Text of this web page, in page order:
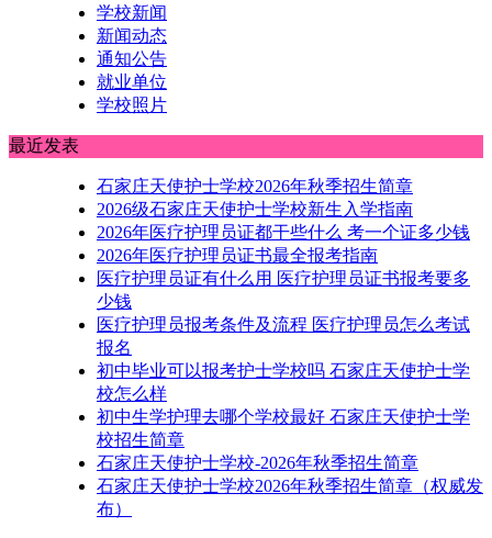
学校新闻
新闻动态
通知公告
就业单位
学校照片
最近发表
石家庄天使护士学校2026年秋季招生简章
2026级石家庄天使护士学校新生入学指南
2026年医疗护理员证都干些什么 考一个证多少钱
2026年医疗护理员证书最全报考指南
医疗护理员证有什么用 医疗护理员证书报考要多
少钱
医疗护理员报考条件及流程 医疗护理员怎么考试
报名
初中毕业可以报考护士学校吗 石家庄天使护士学
校怎么样
初中生学护理去哪个学校最好 石家庄天使护士学
校招生简章
石家庄天使护士学校-2026年秋季招生简章
石家庄天使护士学校2026年秋季招生简章（权威发
布）